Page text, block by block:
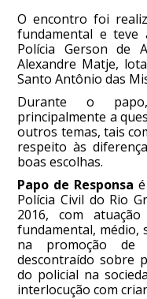
O encontro foi
fundamental e teve
Polícia Gerson de
Alexandre Matje,
Santo Antônio das
Durante o
principalmente a
outros temas, tais
respeito às
boas escolhas.
Papo de Responsa
Polícia Civil do Rio
2016, com
fundamental, médio,
na promoção
descontraído sobre
do policial na
interlocução com